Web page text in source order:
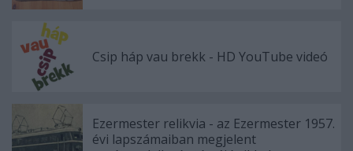
Csip háp vau brekk - HD YouTube videó
Ezermester relikvia - az Ezermester 1957.
évi lapszámaiban megjelent